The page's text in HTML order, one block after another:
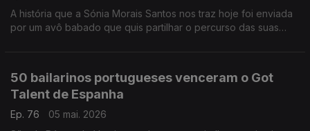
A história que a Sónia Morais Santos nos traz hoje foi enviada
por um avô babado que quis partilhar o percurso das suas
50 bailarinos portugueses venceram o Got
Talent de Espanha
Ep. 76
05 mai. 2026